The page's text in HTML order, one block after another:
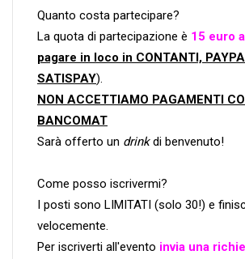
Quanto costa partecipare?
La quota di partecipazione è 15 euro
pagare in loco in CONTANTI,
SATISPAY).
NON ACCETTIAMO PAGAMENTI
BANCOMAT
Sarà offerto un drinkdi benvenuto!
Come posso iscrivermi?
I posti sono LIMITATI (solo 30!) e
velocemente.
Per iscriverti all'evento invia una